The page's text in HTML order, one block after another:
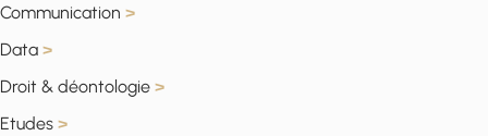
Communication >
Data >
Droit & déontologie >
Etudes >